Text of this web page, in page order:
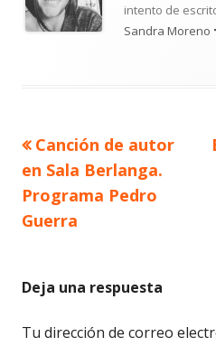
intento de
Sandra Moreno
Navegación
de
entradas
Artículo
anterior
Canción de autor
en Sala Berlanga.
Programa Pedro
Guerra
Deja una respuesta
Tu dirección de correo